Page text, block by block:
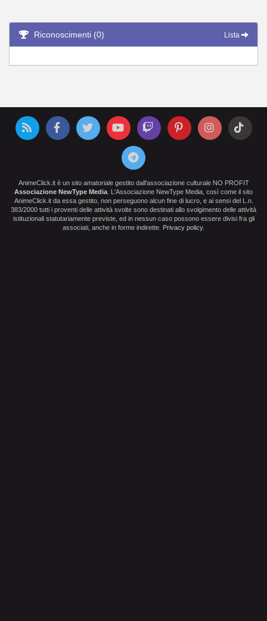
Riconoscimenti (0) Lista
AnimeClick.it è un sito amatoriale gestito dall'associazione culturale NO PROFIT
Associazione NewType Media . L'Associazione NewType Media, così come il sito
AnimeClick.it da essa gestito, non perseguono alcun fine di lucro, e ai sensi del L.n.
383/2000 tutti i proventi delle attività svolte sono destinati allo svolgimento delle attività
istituzionali statutariamente previste, ed in nessun caso possono essere divisi fra gli
associati, anche in forme indirette. Privacy policy.